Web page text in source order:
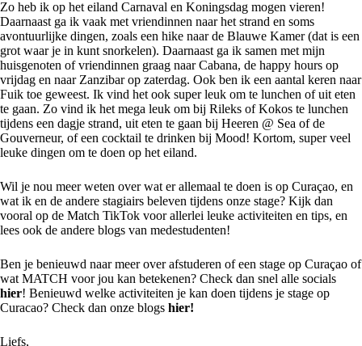
Zo heb ik op het eiland Carnaval en Koningsdag mogen vieren!
Daarnaast ga ik vaak met vriendinnen naar het strand en soms
avontuurlijke dingen, zoals een hike naar de Blauwe Kamer (dat is een
grot waar je in kunt snorkelen). Daarnaast ga ik samen met mijn
huisgenoten of vriendinnen graag naar Cabana, de happy hours op
vrijdag en naar Zanzibar op zaterdag. Ook ben ik een aantal keren naar
Fuik toe geweest. Ik vind het ook super leuk om te lunchen of uit eten
te gaan. Zo vind ik het mega leuk om bij Rileks of Kokos te lunchen
tijdens een dagje strand, uit eten te gaan bij Heeren @ Sea of de
Gouverneur, of een cocktail te drinken bij Mood! Kortom, super veel
leuke dingen om te doen op het eiland.
Wil je nou meer weten over wat er allemaal te doen is op Curaçao, en
wat ik en de andere stagiairs beleven tijdens onze stage? Kijk dan
vooral op de Match TikTok voor allerlei leuke activiteiten en tips, en
lees ook de andere blogs van medestudenten!
Ben je benieuwd naar meer over afstuderen of een stage op Curaçao of
wat MATCH voor jou kan betekenen? Check dan snel alle socials
hier! Benieuwd welke activiteiten je kan doen tijdens je stage op
Curacao? Check dan onze blogs hier!
Liefs,